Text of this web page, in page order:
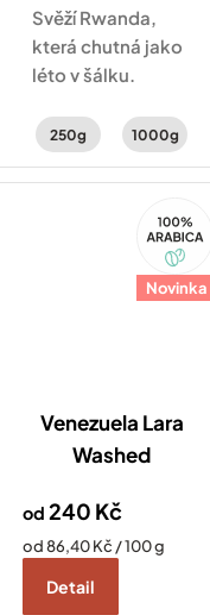
Svěží Rwanda,
která chutná jako
léto v šálku.
šťavnatá broskev,
jemný karamel.
250g 1000g
Arabica
Novinka
Venezuela Lara
Washed
od 240 Kč
Měrná
od 86,40 Kč / 100 g
Detail